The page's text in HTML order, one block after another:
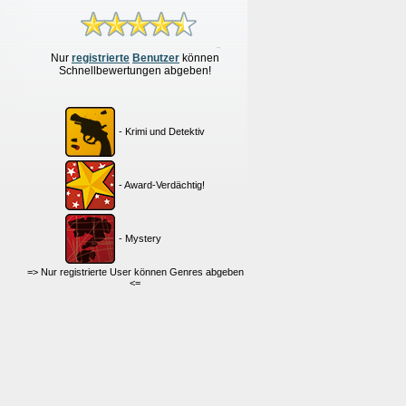
Nur registrierte Benutzer können
Schnellbewertungen abgeben!
- Krimi und Detektiv
- Award-Verdächtig!
- Mystery
=> Nur registrierte User können Genres abgeben
<=